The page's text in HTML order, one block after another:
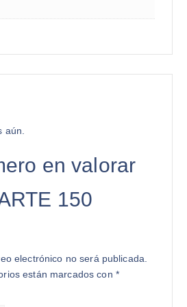
aún.
en valorar
150
electrónico no será publicada.
están marcados con *